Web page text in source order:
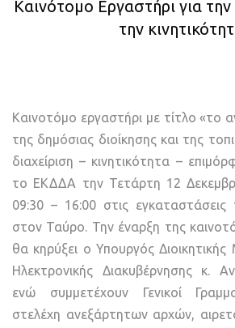
Καινότομο Εργαστήρι για
την
Καινοτόμο εργαστήρι με τίτλο «το
της δημόσιας διοίκησης και της
διαχείριση – κινητικότητα –
το ΕΚΔΔΑ την Τετάρτη 12
09:30 – 16:00 στις εγκαταστάσεις
στον Ταύρο. Την έναρξη της
θα κηρύξει ο Υπουργός
Ηλεκτρονικής Διακυβέρνησης κ.
ενώ συμμετέχουν Γενικοί
στελέχη ανεξάρτητων αρχών,